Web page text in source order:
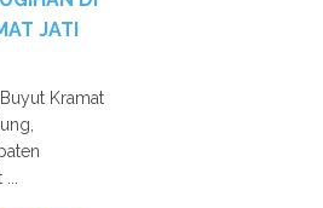
JATI
Kramat
...